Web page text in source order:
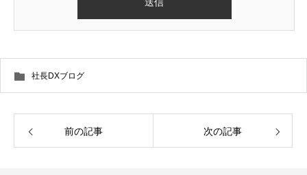
社長DXブログ
前の記事 次の記事